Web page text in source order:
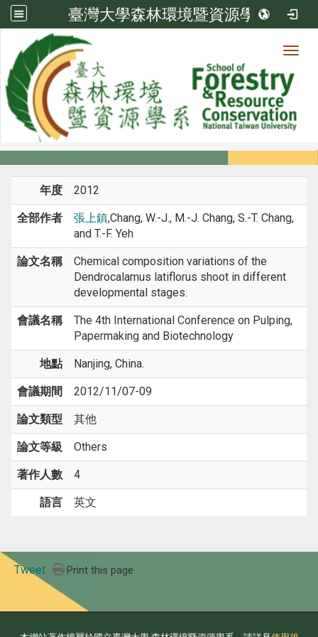
臺灣大學森林環境暨資源學系
系所成員
系所成員
年度 2012
全部作者 張上鎮,Chang, W.-J., M.-J. Chang, S.-T. Chang,
and T.-F. Yeh
論文名稱
Chemical composition variations of the
Dendrocalamus latiflorus shoot in different
developmental stages.
會議名稱
The 4th International Conference on Pulping,
Papermaking and Biotechnology
地點 Nanjing, China.
會議期間 2012/11/07-09
論文類型 其他
論文等級 Others
著作人數 4
語言 英文
Tweet Print this page